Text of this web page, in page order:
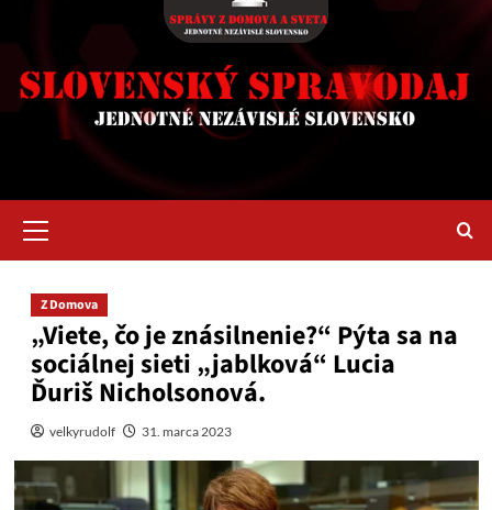
Menu
Z Domova
„Viete, čo je znásilnenie?“ Pýta sa na
sociálnej sieti „jablková“ Lucia
Ďuriš Nicholsonová.
velkyrudolf 31. marca 2023